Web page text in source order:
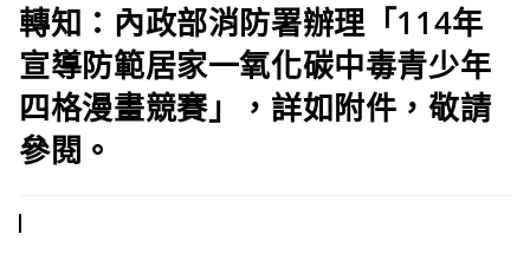
轉知：內政部消防署辦理「114年
宣導防範居家一氧化碳中毒青少年
四格漫畫競賽」，詳如附件，敬請
參閱。